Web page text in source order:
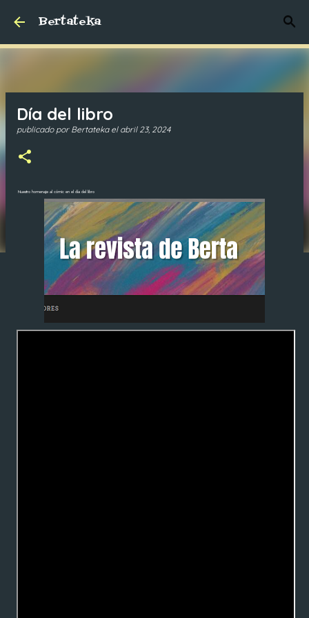
Bertateka
Día del libro
publicado por Bertateka el abril 23, 2024
Nuestro homenaje al cómic en el día del libro